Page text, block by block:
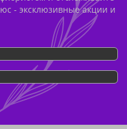
- эксклюзивные акции и